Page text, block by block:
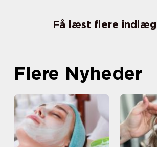
Få læst flere
Flere Nyheder